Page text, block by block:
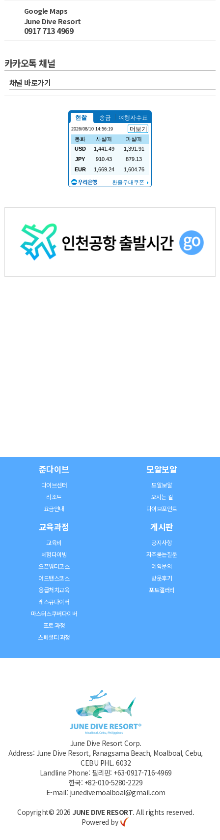
Google Maps
June Dive Resort
0917 713 4969
카카오톡 채널
채널 바로가기
준다이브
다이브센터
리조트
요금안내
모알보알
모알보알
오시는 길
다이브포인트
교육과정
교육비
체험다이빙
오픈워터코스
어드밴스코스
응급처치교육
레스큐다이버
마스터스쿠버다이버
프로 과정
스페셜티 과정
게시판
공지사항
자주묻는질문
예약문의
방문후기
포토갤러리
June Dive Resort Corp.
Address: June Dive Resort, Panagsama Beach, Moalboal, Cebu,
CEBU PHL. 6032
Landline Phone: 필리핀: +63-0917-716-4969
한국: +82-010-5280-2229
E-mail: junedivemoalboal@gmail.com
Copyright© 2026 JUNE DIVE RESORT. All rights reserved.
Powered by